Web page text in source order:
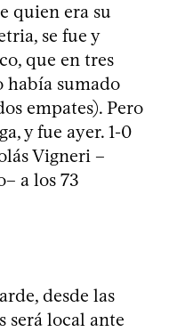
quien era su
se fue y
que en tres
sumado
empates). Pero
y fue ayer. 1-0
Vigneri –
a los 73
desde las
será local ante